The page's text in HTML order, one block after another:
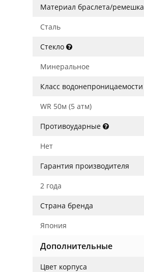
Материал браслета/ремешка
Сталь
Стекло
Минеральное
Класс водонепроницаемости
WR 50м (5 атм)
Противоударные
Нет
Гарантия производителя
2 года
Страна бренда
Япония
Дополнительные
Цвет корпуса